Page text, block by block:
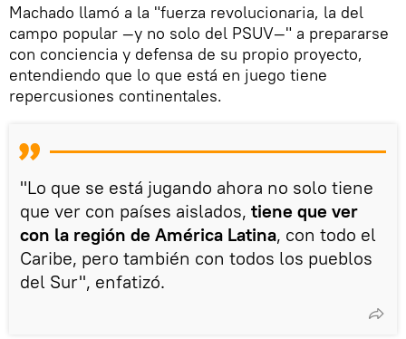
Machado llamó a la "fuerza revolucionaria, la del
campo popular —y no solo del PSUV—" a prepararse
con conciencia y defensa de su propio proyecto,
entendiendo que lo que está en juego tiene
repercusiones continentales.
"Lo que se está jugando ahora no solo tiene
que ver con países aislados, tiene que ver
con la región de América Latina, con todo el
Caribe, pero también con todos los pueblos
del Sur", enfatizó.